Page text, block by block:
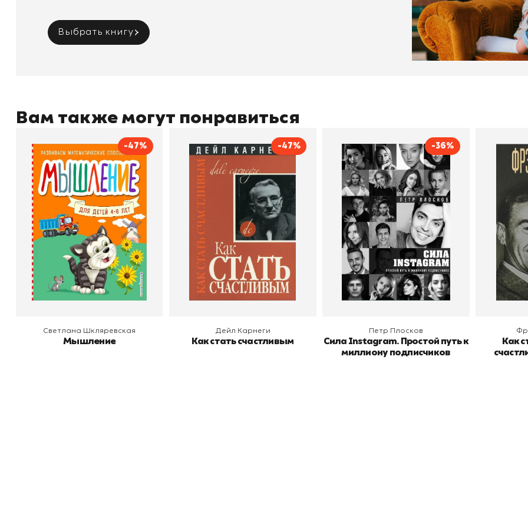
Выбрать книгу
Вам также могут понравиться
-47%
Мышление
Автор
Светлана Шкляревская
Издательство
Эксмодетство
В корзину
Светлана Шкляревская
Мышление
-47%
Как стать счастливым
Автор
Дейл Карнеги
Издательство
Попурри, Минск
В корзину
Дейл Карнеги
Как стать счастливым
-36%
Сила Instagram. Простой
путь к миллиону
подписчиков
Автор
Петр Плосков
Издательство
Бомбора
В корзину
Петр Плосков
Сила Instagram. Простой путь к
миллиону подписчиков
Как
В
Как